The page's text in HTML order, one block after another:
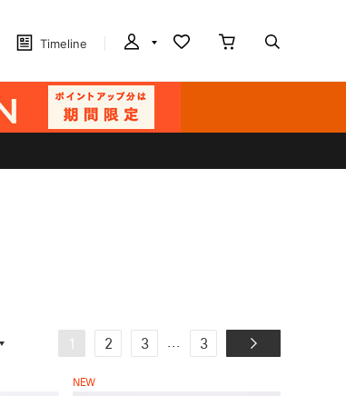
Timeline
1 2 3 ... 3
NEW